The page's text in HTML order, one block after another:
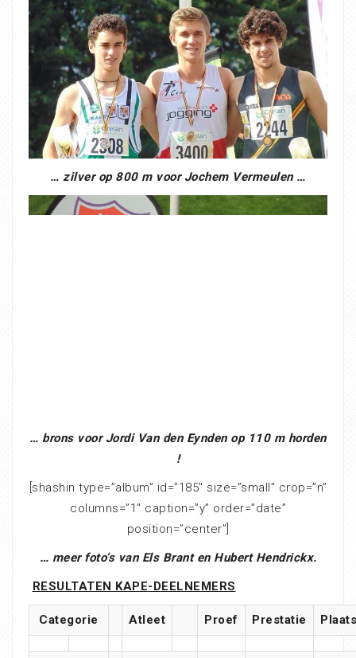
… zilver op 800 m voor Jochem Vermeulen …
… brons voor Jordi Van den Eynden op 110 m horden
!
[shashin type=”album” id=”185″ size=”small” crop=”n”
columns=”1″ caption=”y” order=”date”
position=”center”]
… meer foto’s van Els Brant en Hubert Hendrickx.
RESULTATEN KAPE-DEELNEMERS
Categorie Atleet Proef Prestatie Plaats